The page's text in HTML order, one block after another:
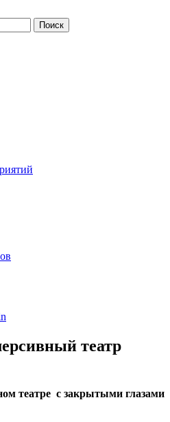
театр
театре с закрытыми глазами